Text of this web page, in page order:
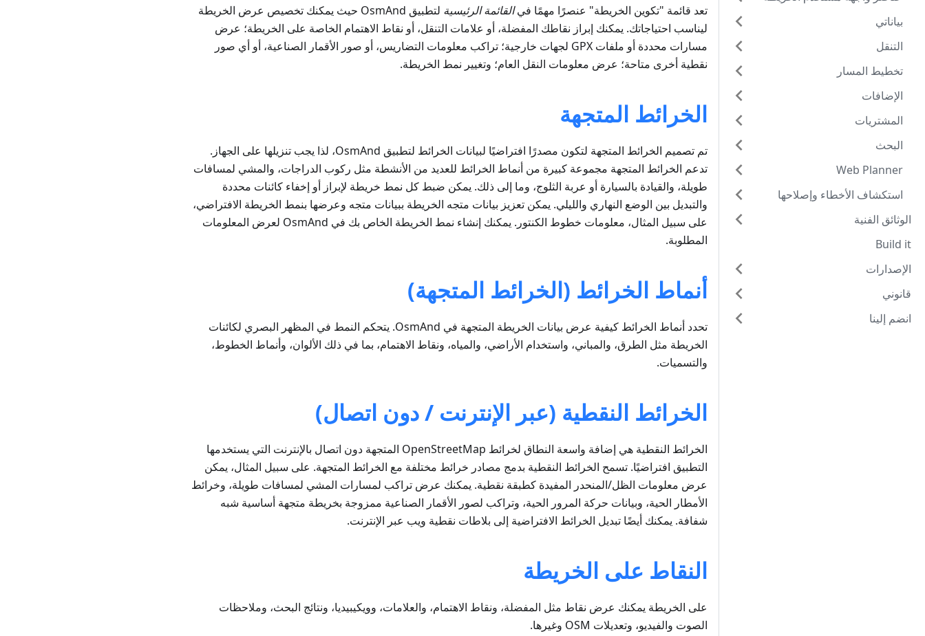
بياناتي
التنقل
تخطيط المسار
الإضافات
المشتريات
البحث
Web Planner
استكشاف الأخطاء وإصلاحها
الوثائق الفنية
Build it
الإصدارات
قانوني
انضم إلينا
تعد قائمة "تكوين الخريطة" عنصرًا مهمًا فيالقائمة الرئيسية
لتطبيق OsmAnd حيث يمكنك تخصيص عرض الخريطة
ليناسب احتياجاتك. يمكنك إبراز نقاطك المفضلة، أو علامات التنقل، أو نقاط الاهتمام الخاصة على الخريطة؛ عرض
مسارات محددة أو ملفات GPX لجهات خارجية؛ تراكب معلومات التضاريس، أو صور الأقمار الصناعية، أو أي صور
نقطية أخرى متاحة؛ عرض معلومات النقل العام؛ وتغيير نمط الخريطة.
الخرائط المتجهة
تم تصميم الخرائط المتجهة لتكون مصدرًا افتراضيًا لبيانات الخرائط لتطبيق OsmAnd، لذا يجب تنزيلها على الجهاز.
تدعم الخرائط المتجهة مجموعة كبيرة من أنماط الخرائط للعديد من الأنشطة مثل ركوب الدراجات، والمشي لمسافات
طويلة، والقيادة بالسيارة أو عربة الثلوج، وما إلى ذلك. يمكن ضبط كل نمط خريطة لإبراز أو إخفاء كائنات محددة
والتبديل بين الوضع النهاري والليلي. يمكن تعزيز بيانات متجه الخريطة ببيانات متجه وعرضها بنمط الخريطة الافتراضي،
على سبيل المثال، معلومات خطوط الكنتور. يمكنك إنشاء نمط الخريطة الخاص بك في OsmAnd لعرض المعلومات
المطلوبة.
أنماط الخرائط (الخرائط المتجهة)
تحدد أنماط الخرائط كيفية عرض بيانات الخريطة المتجهة في OsmAnd. يتحكم النمط في المظهر البصري لكائنات
الخريطة مثل الطرق، والمباني، واستخدام الأراضي، والمياه، ونقاط الاهتمام، بما في ذلك الألوان، وأنماط الخطوط،
والتسميات.
الخرائط النقطية (عبر الإنترنت / دون اتصال)
الخرائط النقطية هي إضافة واسعة النطاق لخرائط OpenStreetMap المتجهة دون اتصال بالإنترنت التي يستخدمها
التطبيق افتراضيًا. تسمح الخرائط النقطية بدمج مصادر خرائط مختلفة مع الخرائط المتجهة. على سبيل المثال، يمكن
عرض معلومات الظل/المنحدر المفيدة كطبقة نقطية. يمكنك عرض تراكب لمسارات المشي لمسافات طويلة، وخرائط
الأمطار الحية، وبيانات حركة المرور الحية، وتراكب لصور الأقمار الصناعية ممزوجة بخريطة متجهة أساسية شبه
شفافة. يمكنك أيضًا تبديل الخرائط الافتراضية إلى بلاطات نقطية ويب عبر الإنترنت.
النقاط على الخريطة
على الخريطة يمكنك عرض نقاط مثل المفضلة، ونقاط الاهتمام، والعلامات، وويكيبيديا، ونتائج البحث، وملاحظات
الصوت والفيديو، وتعديلات OSM وغيرها.